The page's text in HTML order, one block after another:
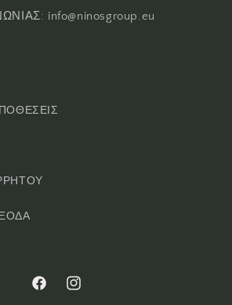
info@ninosgroup.eu
FacebookInstagram